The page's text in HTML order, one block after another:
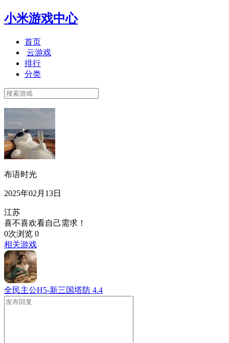
小米游戏中心
首页
云游戏
排行
分类
布语时光
2025年02月13日
江苏
喜不喜欢看自己需求！
0次浏览 0
相关游戏
全民主公H5-新三国塔防 4.4